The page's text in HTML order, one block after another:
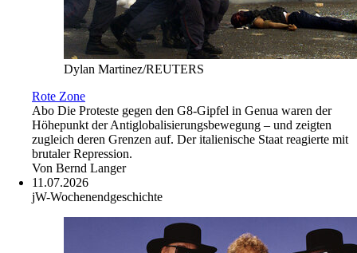
Dylan Martinez/REUTERS
Rote Zone
Abo Die Proteste gegen den G8-Gipfel in Genua waren der
Höhepunkt der Antiglobalisierungsbewegung – und zeigten
zugleich deren Grenzen auf. Der italienische Staat reagierte mit
brutaler Repression.
Von Bernd Langer
11.07.2026
jW-Wochenendgeschichte